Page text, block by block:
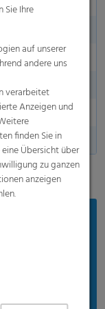
m*
Ihre
auf unserer
andere uns
verarbeitet
Anzeigen und
finden Sie in
Übersicht über
zu ganzen
anzeigen